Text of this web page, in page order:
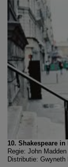
10. Shakespeare in
Regie: John Madden
Distributie: